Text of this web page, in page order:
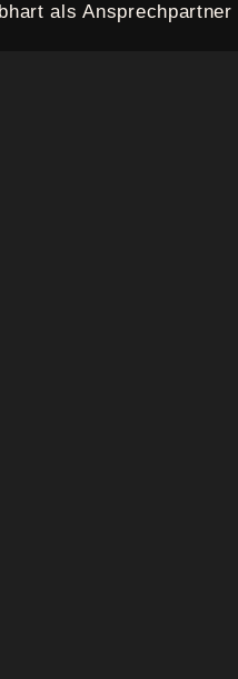
als Ansprechpartner